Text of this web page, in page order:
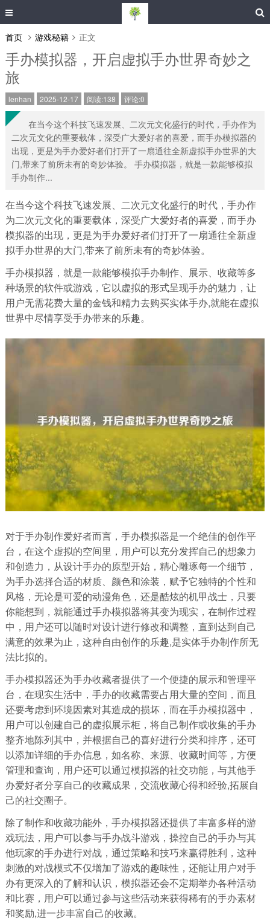
首页 游戏秘籍 正文
手办模拟器，开启虚拟手办世界奇妙之
旅
lenhan 2025-12-17 阅读:138 评论:0
在当今这个科技飞速发展、二次元文化盛行的时代，手办作为
二次元文化的重要载体，深受广大爱好者的喜爱，而手办模拟器的
出现，更是为手办爱好者们打开了一扇通往全新虚拟手办世界的大
门,带来了前所未有的奇妙体验。 手办模拟器，就是一款能够模拟
手办制作...
在当今这个科技飞速发展、二次元文化盛行的时代，手办作
为二次元文化的重要载体，深受广大爱好者的喜爱，而手办
模拟器的出现，更是为手办爱好者们打开了一扇通往全新虚
拟手办世界的大门,带来了前所未有的奇妙体验。
手办模拟器，就是一款能够模拟手办制作、展示、收藏等多
种场景的软件或游戏，它以虚拟的形式呈现手办的魅力，让
用户无需花费大量的金钱和精力去购买实体手办,就能在虚拟
世界中尽情享受手办带来的乐趣。
对于手办制作爱好者而言，手办模拟器是一个绝佳的创作平
台，在这个虚拟的空间里，用户可以充分发挥自己的想象力
和创造力，从设计手办的原型开始，精心雕琢每一个细节，
为手办选择合适的材质、颜色和涂装，赋予它独特的个性和
风格，无论是可爱的动漫角色，还是酷炫的机甲战士，只要
你能想到，就能通过手办模拟器将其变为现实，在制作过程
中，用户还可以随时对设计进行修改和调整，直到达到自己
满意的效果为止，这种自由创作的乐趣,是实体手办制作所无
法比拟的。
手办模拟器还为手办收藏者提供了一个便捷的展示和管理平
台，在现实生活中，手办的收藏需要占用大量的空间，而且
还要考虑到环境因素对其造成的损坏，而在手办模拟器中，
用户可以创建自己的虚拟展示柜，将自己制作或收集的手办
整齐地陈列其中，并根据自己的喜好进行分类和排序，还可
以添加详细的手办信息，如名称、来源、收藏时间等，方便
管理和查询，用户还可以通过模拟器的社交功能，与其他手
办爱好者分享自己的收藏成果，交流收藏心得和经验,拓展自
己的社交圈子。
除了制作和收藏功能外，手办模拟器还提供了丰富多样的游
戏玩法，用户可以参与手办战斗游戏，操控自己的手办与其
他玩家的手办进行对战，通过策略和技巧来赢得胜利，这种
刺激的对战模式不仅增加了游戏的趣味性，还能让用户对手
办有更深入的了解和认识，模拟器还会不定期举办各种活动
和比赛，用户可以通过参与这些活动来获得稀有的手办素材
和奖励,进一步丰富自己的收藏。